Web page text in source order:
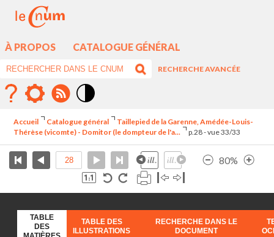
À PROPOS CATALOGUE GÉNÉRAL
RECHERCHE AVANCÉE
élévé
Accueil Catalogue général
Taillepied de la Garenne, Amédée-Louis-
Thérèse (vicomte) - Domitor (le dompteur de l'a...
p.28 - vue 33/33
80%
TABLE
DES
TABLE DES
ILLUSTRATIONS
RECHERCHE DANS LE
DOCUMENT